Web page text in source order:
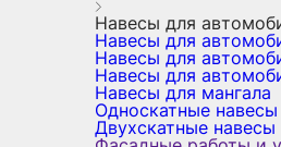
Навесы для
Навесы для
Навесы для
Навесы для
Навесы для мангала
Односкатные навесы
Двухскатные навесы